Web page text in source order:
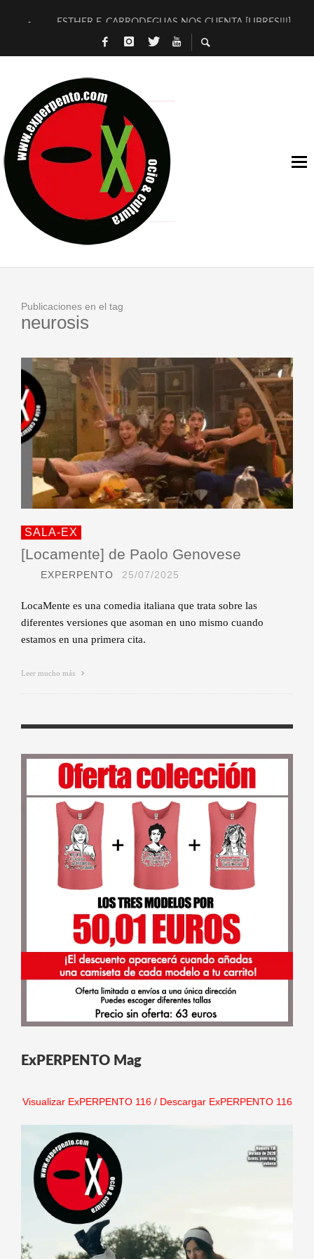
ESTHER F. CARRODEGUAS NOS CUENTA [LIBRES!!!]
[TERRA DE GUAPES] DE SANDRA MONFORT
TIMBRE 4, LA ESCUELA DEL DIRECTOR TEATRAL CLAUDIO
30 AÑOS (NO ES NADA) DE LA KATARSIS DEL TOMATAZO
MILITARES JUDÍAS EN #EXVITA
D’BALDOMEROS REINVENTAN [BITÁCORA 3.0] EN EXVITA
MARSHALL FLASH PRESENTA EN EXVITA [RELATIVA
JOFRE BARDAGÍ EN EXVITA INTERPRETANDO A SERRAT
Publicaciones en el tag
neurosis
SALA-EX
[Locamente] de Paolo Genovese
EXPERPENTO 25/07/2025
LocaMente es una comedia italiana que trata sobre las
diferentes versiones que asoman en uno mismo cuando
estamos en una primera cita.
Leer mucho más
ExPERPENTO Mag
Visualizar ExPERPENTO 116/ Descargar ExPERPENTO 116